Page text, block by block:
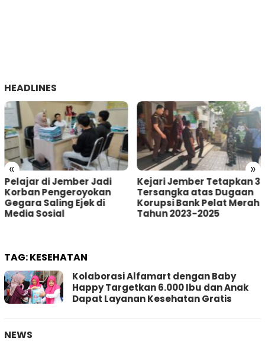
HEADLINES
« »
Kejari Jember Tetapkan 3
Tersangka atas Dugaan
Korupsi Bank Pelat Merah
Tahun 2023-2025
Pria Asal Lumajang
Tertangkap Warga
Sumberbaru Jember
saat akan Curi Kotak
TAG:KESEHATAN
Kolaborasi Alfamart dengan Baby
Happy Targetkan 6.000 Ibu dan Anak
Dapat Layanan Kesehatan Gratis
NEWS